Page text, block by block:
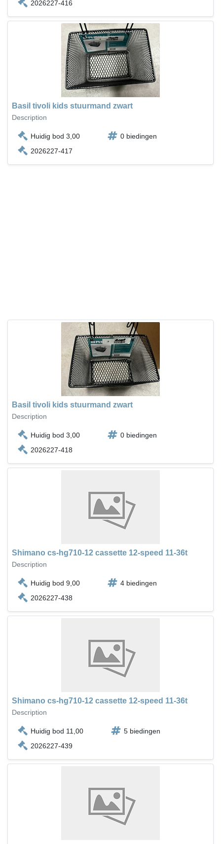
2026227-416
Basil tivoli kids stuurmand zwart
Description
Huidig bod 3,00
0 biedingen
2026227-417
Basil tivoli kids stuurmand zwart
Description
Huidig bod 3,00
0 biedingen
2026227-418
Shimano cs-hg710-12 cassette 12-speed 11-36t
Description
Huidig bod 9,00
4 biedingen
2026227-438
Shimano cs-hg710-12 cassette 12-speed 11-36t
Description
Huidig bod 11,00
5 biedingen
2026227-439